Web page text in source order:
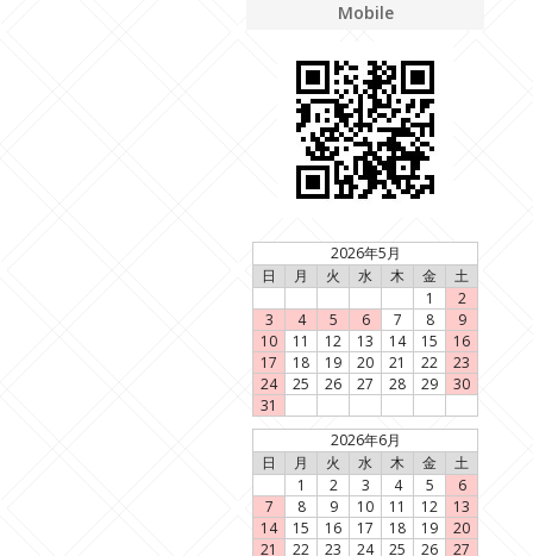
Mobile
2026年5月
日
月 火 水 木 金
土
1
2
3
4 5 6 7 8
9
10
11 12 13 14 15
16
17
18 19 20 21 22
23
24
25 26 27 28 29
30
31
2026年6月
日
月 火 水 木 金
土
1
2 3 4 5
6
7
8 9 10 11 12
13
14
15 16 17 18 19
20
21
22 23 24 25 26 27